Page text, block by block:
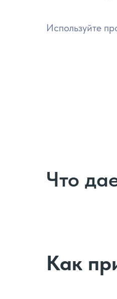
Используйте
Что
Как